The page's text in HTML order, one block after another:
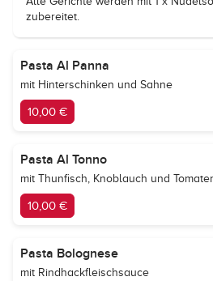
zubereitet.
Pasta Al Panna
mit Hinterschinken und Sahne
10,00 €
Pasta Al Tonno
mit Thunfisch, Knoblauch und
10,00 €
Pasta Bolognese
mit Rindhackfleischsauce